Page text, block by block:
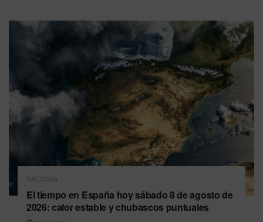
NACIONAL
El tiempo en España hoy sábado 8 de agosto de
2026: calor estable y chubascos puntuales